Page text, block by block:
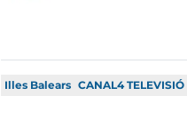
Illes Balears CANAL4 TELEVISIÓ